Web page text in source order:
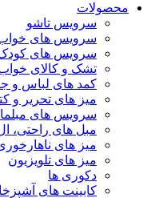
محصولات
سرویس تاشو
سرویس های
سرویس های کودک
تشک و کالای
کمد های لباس و
میز های تحریر و
سرویس های
مبل های راحتی،
میز های
میز های تلویزیون
دکوری ها
کابینت های